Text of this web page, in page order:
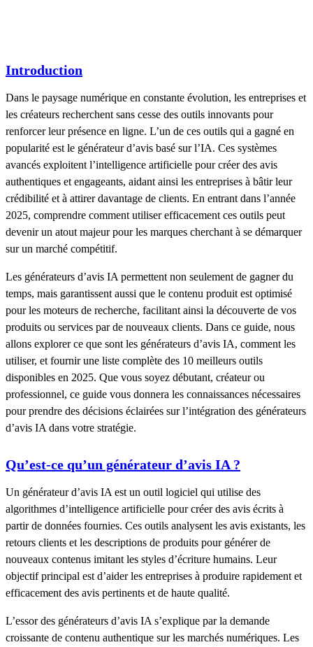
Introduction
Dans le paysage numérique en constante évolution, les entreprises et
les créateurs recherchent sans cesse des outils innovants pour
renforcer leur présence en ligne. L’un de ces outils qui a gagné en
popularité est le générateur d’avis basé sur l’IA. Ces systèmes
avancés exploitent l’intelligence artificielle pour créer des avis
authentiques et engageants, aidant ainsi les entreprises à bâtir leur
crédibilité et à attirer davantage de clients. En entrant dans l’année
2025, comprendre comment utiliser efficacement ces outils peut
devenir un atout majeur pour les marques cherchant à se démarquer
sur un marché compétitif.
Les générateurs d’avis IA permettent non seulement de gagner du
temps, mais garantissent aussi que le contenu produit est optimisé
pour les moteurs de recherche, facilitant ainsi la découverte de vos
produits ou services par de nouveaux clients. Dans ce guide, nous
allons explorer ce que sont les générateurs d’avis IA, comment les
utiliser, et fournir une liste complète des 10 meilleurs outils
disponibles en 2025. Que vous soyez débutant, créateur ou
professionnel, ce guide vous donnera les connaissances nécessaires
pour prendre des décisions éclairées sur l’intégration des générateurs
d’avis IA dans votre stratégie.
Qu’est-ce qu’un générateur d’avis IA ?
Un générateur d’avis IA est un outil logiciel qui utilise des
algorithmes d’intelligence artificielle pour créer des avis écrits à
partir de données fournies. Ces outils analysent les avis existants, les
retours clients et les descriptions de produits pour générer de
nouveaux contenus imitant les styles d’écriture humains. Leur
objectif principal est d’aider les entreprises à produire rapidement et
efficacement des avis pertinents et de haute qualité.
L’essor des générateurs d’avis IA s’explique par la demande
croissante de contenu authentique sur les marchés numériques. Les